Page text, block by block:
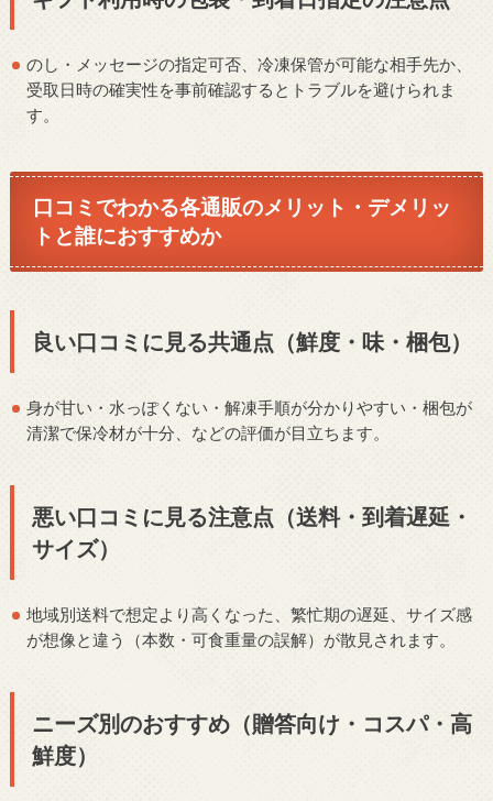
のし・メッセージの指定可否、冷凍保管が可能な相手先か、
受取日時の確実性を事前確認するとトラブルを避けられま
す。
口コミでわかる各通販のメリット・デメリッ
トと誰におすすめか
良い口コミに見る共通点（鮮度・味・梱包）
身が甘い・水っぽくない・解凍手順が分かりやすい・梱包が
清潔で保冷材が十分、などの評価が目立ちます。
悪い口コミに見る注意点（送料・到着遅延・
サイズ）
地域別送料で想定より高くなった、繁忙期の遅延、サイズ感
が想像と違う（本数・可食重量の誤解）が散見されます。
ニーズ別のおすすめ（贈答向け・コスパ・高
鮮度）